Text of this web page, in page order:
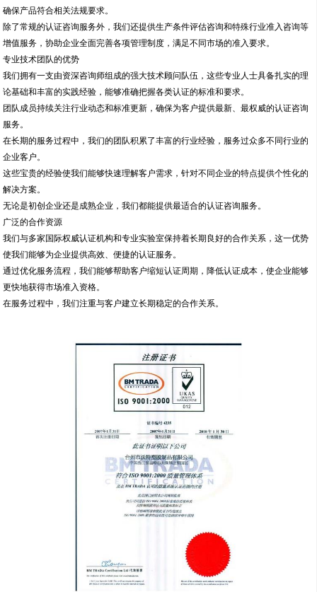
确保产品符合相关法规要求。
除了常规的认证咨询服务外，我们还提供生产条件评估咨询和特殊行业准入咨询等
增值服务，协助企业全面完善各项管理制度，满足不同市场的准入要求。
专业技术团队的优势
我们拥有一支由资深咨询师组成的强大技术顾问队伍，这些专业人士具备扎实的理
论基础和丰富的实践经验，能够准确把握各类认证的标准和要求。
团队成员持续关注行业动态和标准更新，确保为客户提供最新、最权威的认证咨询
服务。
在长期的服务过程中，我们的团队积累了丰富的行业经验，服务过众多不同行业的
企业客户。
这些宝贵的经验使我们能够快速理解客户需求，针对不同企业的特点提供个性化的
解决方案。
无论是初创企业还是成熟企业，我们都能提供最适合的认证咨询服务。
广泛的合作资源
我们与多家国际权威认证机构和专业实验室保持着长期良好的合作关系，这一优势
使我们能够为企业提供高效、便捷的认证服务。
通过优化服务流程，我们能够帮助客户缩短认证周期，降低认证成本，使企业能够
更快地获得市场准入资格。
在服务过程中，我们注重与客户建立长期稳定的合作关系。